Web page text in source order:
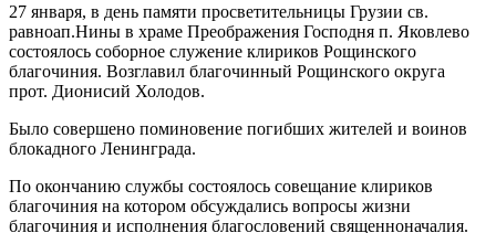
27 января, в день памяти просветительницы Грузии св.
равноап.Нины в храме Преображения Господня п. Яковлево
состоялось соборное служение клириков Рощинского
благочиния. Возглавил благочинный Рощинского округа
прот. Дионисий Холодов.
Было совершено поминовение погибших жителей и воинов
блокадного Ленинграда.
По окончанию службы состоялось совещание клириков
благочиния на котором обсуждались вопросы жизни
благочиния и исполнения благословений священноначалия.